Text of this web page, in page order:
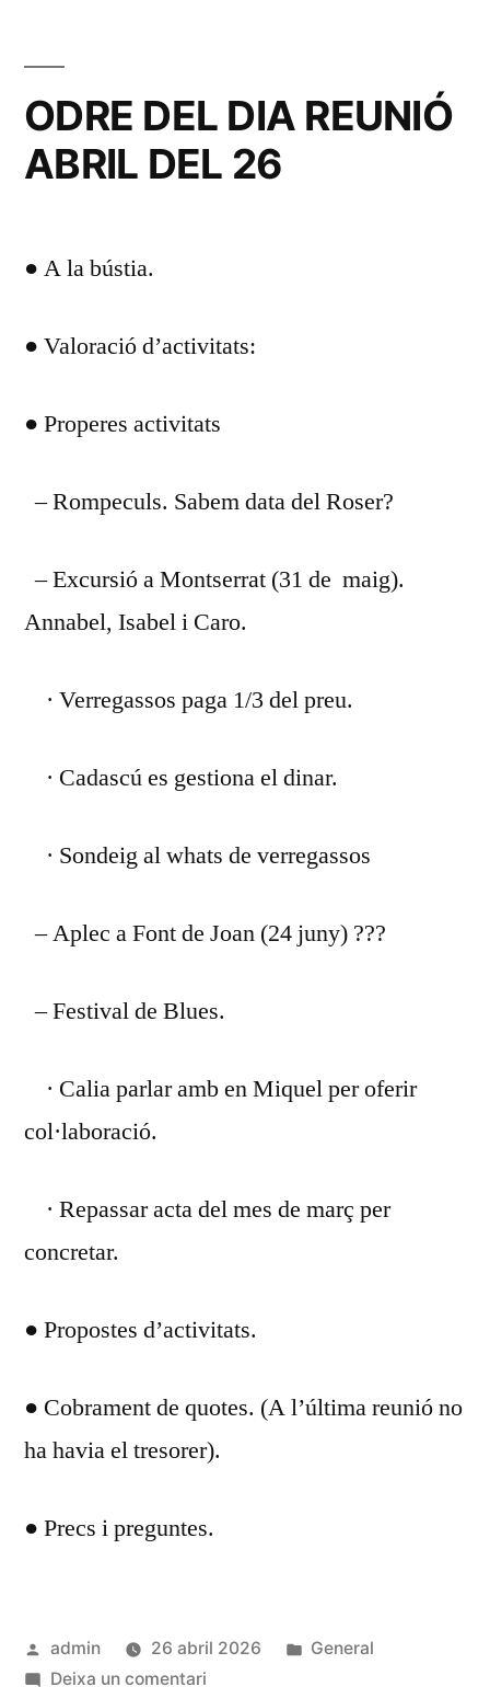
ODRE DEL DIA REUNIÓ
ABRIL DEL 26
● A la bústia.
● Valoració d’activitats:
● Properes activitats
– Rompeculs. Sabem data del Roser?
– Excursió a Montserrat (31 de maig).
Annabel, Isabel i Caro.
· Verregassos paga 1/3 del preu.
· Cadascú es gestiona el dinar.
· Sondeig al whats de verregassos
– Aplec a Font de Joan (24 juny) ???
– Festival de Blues.
· Calia parlar amb en Miquel per oferir
col·laboració.
· Repassar acta del mes de març per
concretar.
● Propostes d’activitats.
● Cobrament de quotes. (A l’última reunió no
ha havia el tresorer).
● Precs i preguntes.
Publicat
per
admin 26 abril 2026
Publicat
General
Deixa un comentaria